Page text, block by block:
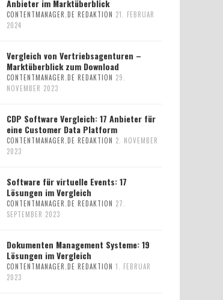
Anbieter im Marktüberblick
CONTENTMANAGER.DE REDAKTION 21. FEBRUAR
2024
Vergleich von Vertriebsagenturen –
Marktüberblick zum Download
CONTENTMANAGER.DE REDAKTION 29.
NOVEMBER 2023
CDP Software Vergleich: 17 Anbieter für
eine Customer Data Platform
CONTENTMANAGER.DE REDAKTION 2. NOVEMBER
2023
Software für virtuelle Events: 17
Lösungen im Vergleich
CONTENTMANAGER.DE REDAKTION 27.
SEPTEMBER 2023
Dokumenten Management Systeme: 19
Lösungen im Vergleich
CONTENTMANAGER.DE REDAKTION 1. FEBRUAR
2023